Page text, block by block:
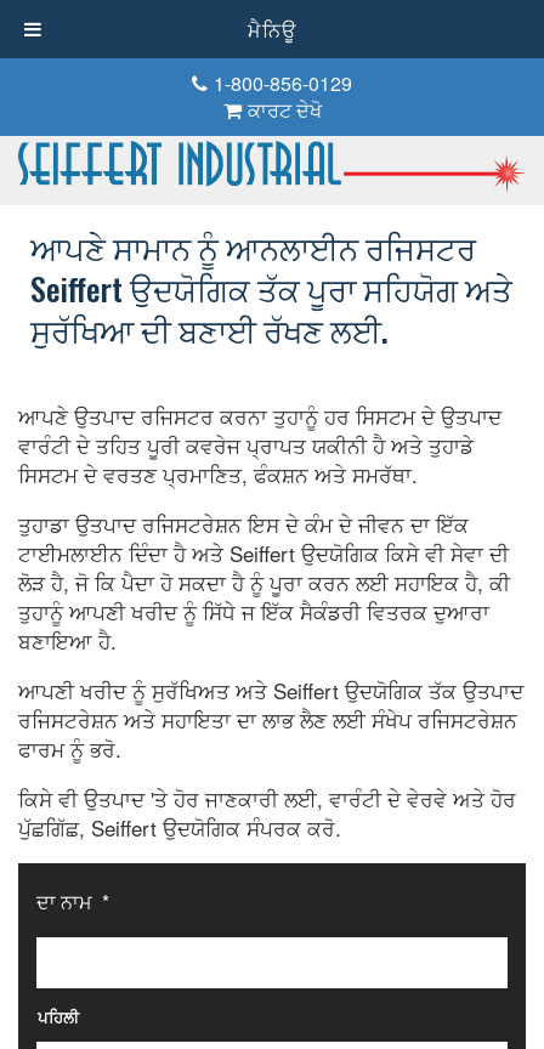
1-800-856-0129
ਕਾਰਟ ਦੇਖੋ
ਆਪਣੇ ਸਾਮਾਨ ਨੂੰ ਆਨਲਾਈਨ ਰਜਿਸਟਰ
Seiffert ਉਦਯੋਗਿਕ ਤੱਕ ਪੂਰਾ ਸਹਿਯੋਗ ਅਤੇ
ਸੁਰੱਖਿਆ ਦੀ ਬਣਾਈ ਰੱਖਣ ਲਈ.
ਆਪਣੇ ਉਤਪਾਦ ਰਜਿਸਟਰ ਕਰਨਾ ਤੁਹਾਨੂੰ ਹਰ ਸਿਸਟਮ ਦੇ ਉਤਪਾਦ
ਵਾਰੰਟੀ ਦੇ ਤਹਿਤ ਪੂਰੀ ਕਵਰੇਜ ਪ੍ਰਾਪਤ ਯਕੀਨੀ ਹੈ ਅਤੇ ਤੁਹਾਡੇ
ਸਿਸਟਮ ਦੇ ਵਰਤਣ ਪ੍ਰਮਾਣਿਤ, ਫੰਕਸ਼ਨ ਅਤੇ ਸਮਰੱਥਾ.
ਤੁਹਾਡਾ ਉਤਪਾਦ ਰਜਿਸਟਰੇਸ਼ਨ ਇਸ ਦੇ ਕੰਮ ਦੇ ਜੀਵਨ ਦਾ ਇੱਕ
ਟਾਈਮਲਾਈਨ ਦਿੰਦਾ ਹੈ ਅਤੇ Seiffert ਉਦਯੋਗਿਕ ਕਿਸੇ ਵੀ ਸੇਵਾ ਦੀ
ਲੋੜ ਹੈ, ਜੋ ਕਿ ਪੈਦਾ ਹੋ ਸਕਦਾ ਹੈ ਨੂੰ ਪੂਰਾ ਕਰਨ ਲਈ ਸਹਾਇਕ ਹੈ, ਕੀ
ਤੁਹਾਨੂੰ ਆਪਣੀ ਖਰੀਦ ਨੂੰ ਸਿੱਧੇ ਜ ਇੱਕ ਸੈਕੰਡਰੀ ਵਿਤਰਕ ਦੁਆਰਾ
ਬਣਾਇਆ ਹੈ.
ਆਪਣੀ ਖਰੀਦ ਨੂੰ ਸੁਰੱਖਿਅਤ ਅਤੇ Seiffert ਉਦਯੋਗਿਕ ਤੱਕ ਉਤਪਾਦ
ਰਜਿਸਟਰੇਸ਼ਨ ਅਤੇ ਸਹਾਇਤਾ ਦਾ ਲਾਭ ਲੈਣ ਲਈ ਸੰਖੇਪ ਰਜਿਸਟਰੇਸ਼ਨ
ਫਾਰਮ ਨੂੰ ਭਰੋ.
ਕਿਸੇ ਵੀ ਉਤਪਾਦ 'ਤੇ ਹੋਰ ਜਾਣਕਾਰੀ ਲਈ, ਵਾਰੰਟੀ ਦੇ ਵੇਰਵੇ ਅਤੇ ਹੋਰ
ਪੁੱਛਗਿੱਛ, Seiffert ਉਦਯੋਗਿਕ ਸੰਪਰਕ ਕਰੋ.
ਦਾ ਨਾਮ *
ਪਹਿਲੀ
ਮੈਨਿਊ